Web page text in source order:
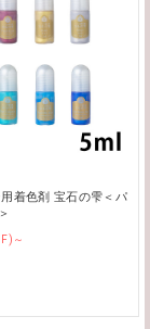
着色剤 宝石の雫＜パ
～